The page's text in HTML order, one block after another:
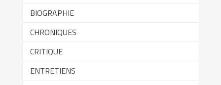
BIOGRAPHIE
CHRONIQUES
CRITIQUE
ENTRETIENS